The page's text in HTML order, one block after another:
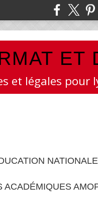
ET
légales pour
NATIONALE
ACADÉMIQUES